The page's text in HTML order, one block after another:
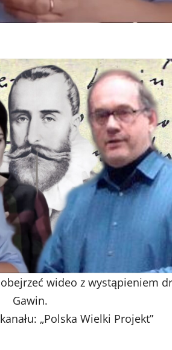
wideo z wystąpieniem
Gawin.
„Polska Wielki Projekt”